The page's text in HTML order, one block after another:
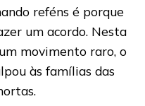
reféns é porque
um acordo. Nesta
movimento raro, o
às famílias das